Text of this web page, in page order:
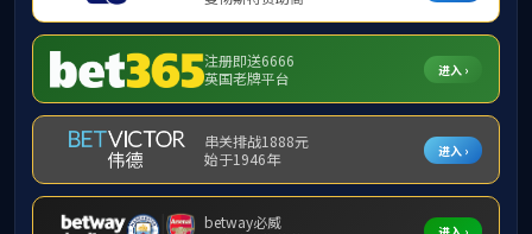
师资队伍
名师风采